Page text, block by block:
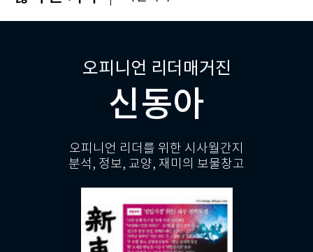
오피니언 리더매거진
신동아
오피니언 리더를 위한 시사월간지
분석, 정보, 교양, 재미의 보물창고